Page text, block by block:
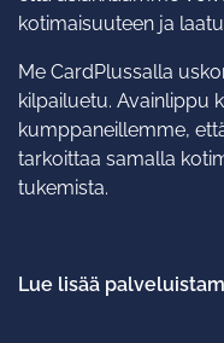
kotimaisuuteen ja
Me CardPlussalla
kilpailuetu. Avainlippu
kumppaneillemme,
tarkoittaa samalla
tukemista.
Lue lisää